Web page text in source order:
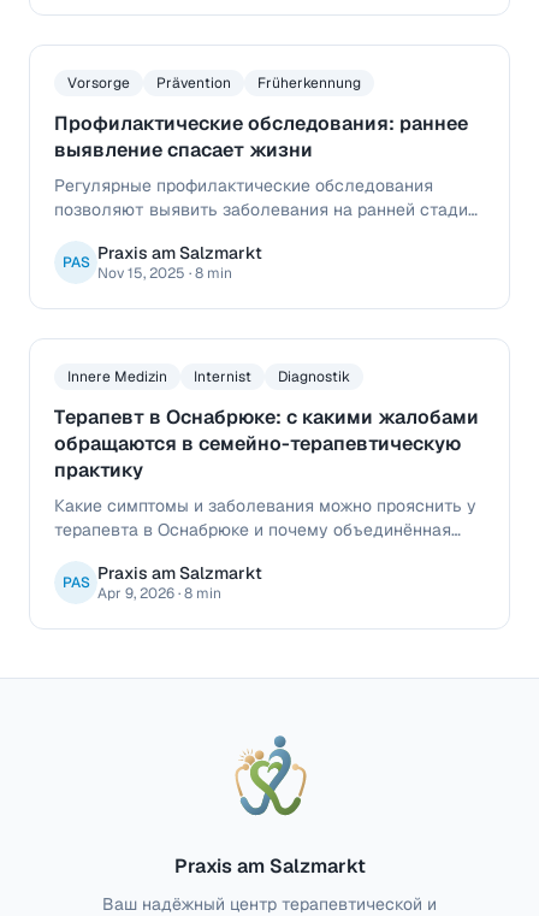
Vorsorge Prävention Früherkennung
Профилактические обследования: раннее
выявление спасает жизни
Регулярные профилактические обследования
позволяют выявить заболевания на ранней стадии
какие чекапы рекомендованы именно вам и как
наша практика поможет вам в этом.
PAS Praxis am Salzmarkt
Nov 15, 2025 ·8 min
Innere Medizin Internist Diagnostik
Терапевт в Оснабрюке: с какими жалобами
обращаются в семейно-терапевтическую
практику
Какие симптомы и заболевания можно прояснить у
терапевта в Оснабрюке и почему объединённая
пациентов.
PAS Praxis am Salzmarkt
Apr 9, 2026·8 min
Praxis am Salzmarkt
Ваш надёжный центр терапевтической и